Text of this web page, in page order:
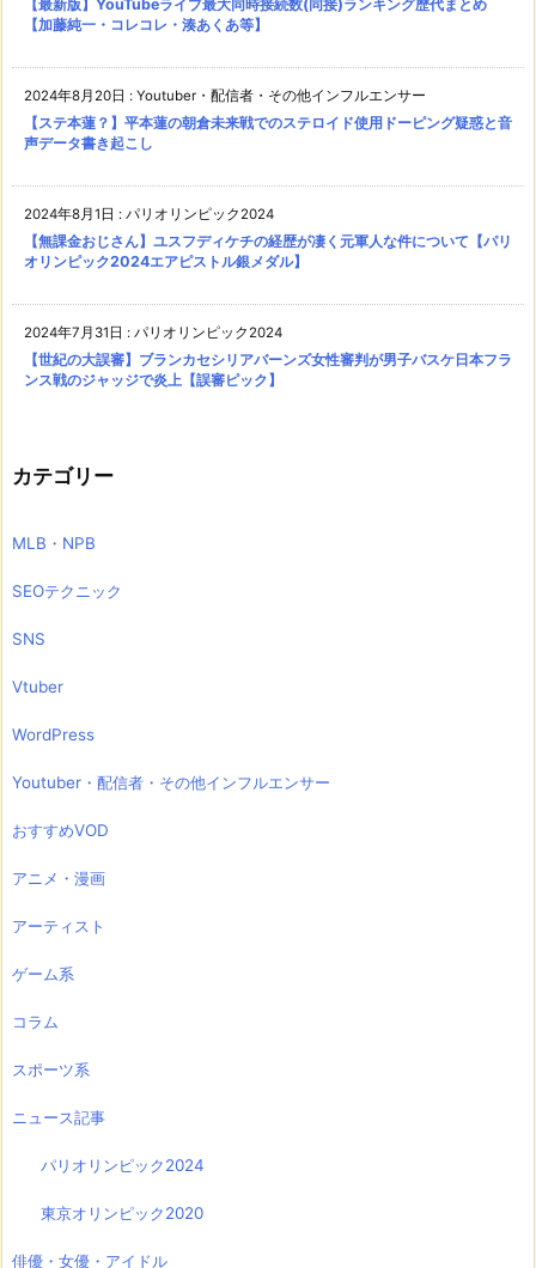
【最新版】YouTubeライブ最大同時接続数(同接)ランキング歴代まとめ
【加藤純一・コレコレ・湊あくあ等】
2024年8月20日 : Youtuber・配信者・その他インフルエンサー
【ステ本蓮？】平本蓮の朝倉未来戦でのステロイド使用ドーピング疑惑と音
声データ書き起こし
2024年8月1日 : パリオリンピック2024
【無課金おじさん】ユスフディケチの経歴が凄く元軍人な件について【パリ
オリンピック2024エアピストル銀メダル】
2024年7月31日 : パリオリンピック2024
【世紀の大誤審】ブランカセシリアバーンズ女性審判が男子バスケ日本フラ
ンス戦のジャッジで炎上【誤審ピック】
カテゴリー
MLB・NPB
SEOテクニック
SNS
Vtuber
WordPress
Youtuber・配信者・その他インフルエンサー
おすすめVOD
アニメ・漫画
アーティスト
ゲーム系
コラム
スポーツ系
ニュース記事
パリオリンピック2024
東京オリンピック2020
俳優・女優・アイドル